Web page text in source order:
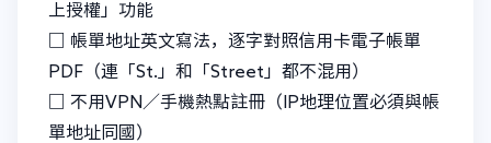
上授權」功能
□ 帳單地址英文寫法，逐字對照信用卡電子帳單
PDF（連「St.」和「Street」都不混用）
□ 不用VPN／手機熱點註冊（IP地理位置必須與帳
單地址同國）